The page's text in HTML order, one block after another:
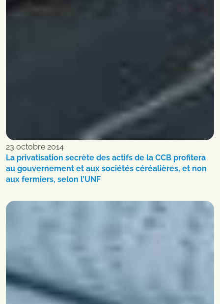
23 octobre 2014
La privatisation secrète des actifs de la CCB profitera
au gouvernement et aux sociétés céréalières, et non
aux fermiers, selon l’UNF